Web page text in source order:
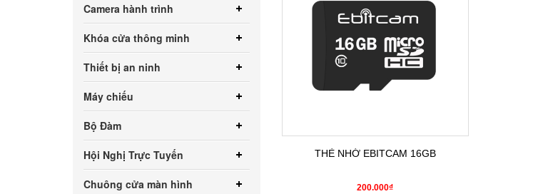
THẺ NHỚ EBITCAM 16GB
200.000₫
Camera hành trình
Khóa cửa thông minh
Thiết bị an ninh
Máy chiếu
Bộ Đàm
Hội Nghị Trực Tuyến
Chuông cửa màn hình